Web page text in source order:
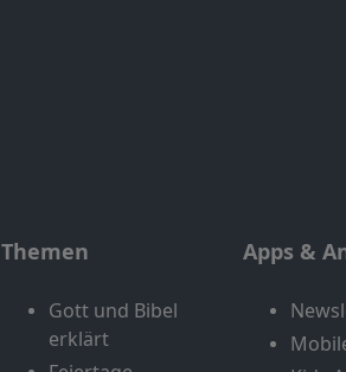
Themen
Gott und Bibel
erklärt
Apps &